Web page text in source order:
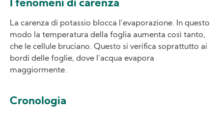
I fenomeni di carenza
La carenza di potassio blocca l’evaporazione. In questo
modo la temperatura della foglia aumenta così tanto,
che le cellule bruciano. Questo si verifica soprattutto ai
bordi delle foglie, dove l’acqua evapora
maggiormente.
Cronologia